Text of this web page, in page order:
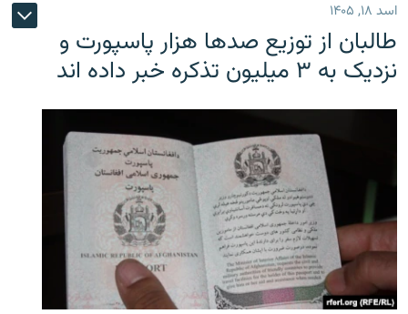
اسد ۱۸, ۱۴۰۵
طالبان از توزیع صدها هزار پاسپورت و
نزدیک به ۳ میلیون تذکره خبر داده اند